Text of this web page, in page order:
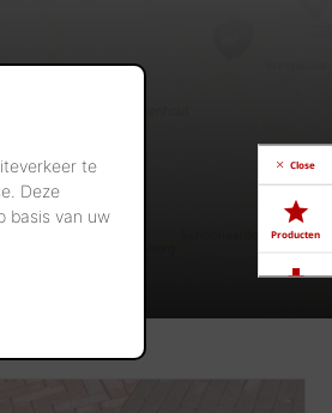
te
Deze
basis van uw
Close
Producten